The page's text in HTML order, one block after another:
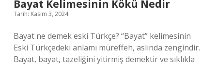
Bayat Kelimesinin Kökü Nedir
Tarih: Kasım 3, 2024
Bayat ne demek eski Türkçe? “Bayat” kelimesinin
Eski Türkçedeki anlamı müreffeh, aslında zengindir.
Bayat, bayat, tazeliğini yitirmiş demektir ve sıklıkla